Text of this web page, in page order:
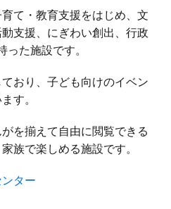
て・教育支援をはじめ、文
支援、にぎわい創出、行政
た施設です。
おり、子ども向けのイベン
す。
を揃えて自由に閲覧できる
族で楽しめる施設です。
ター